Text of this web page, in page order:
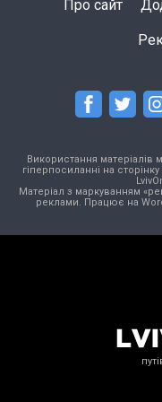
Про сайт
Використання
гіперпосиланні на
Матеріал з маркуванням
реклами. Працює на